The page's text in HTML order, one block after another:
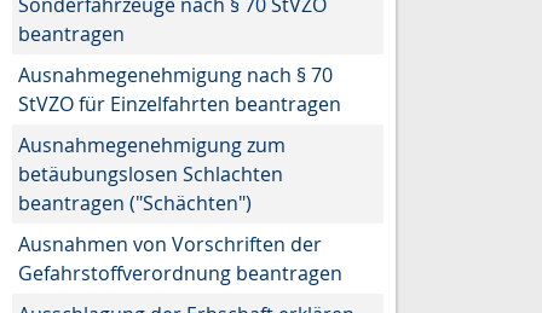
beantragen
Ausnahmegenehmigung nach § 70
StVZO für Einzelfahrten beantragen
Ausnahmegenehmigung zum
betäubungslosen Schlachten
beantragen ("Schächten")
Ausnahmen von Vorschriften der
Gefahrstoffverordnung beantragen